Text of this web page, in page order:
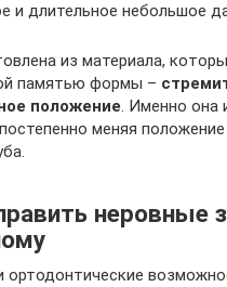
и длительное небольшое
из материала,
памятью формы –
положение. Именно она
меняя
неровные
ортодонтические